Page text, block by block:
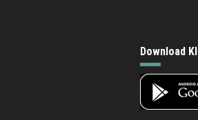
Download